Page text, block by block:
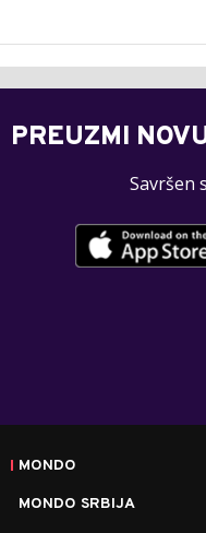
PREUZMI
Savršen
MONDO
MONDO SRBIJA